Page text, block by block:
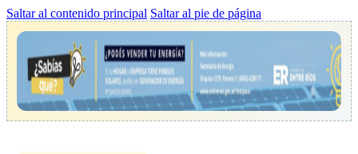
Saltar al contenido principal Saltar al pie de página